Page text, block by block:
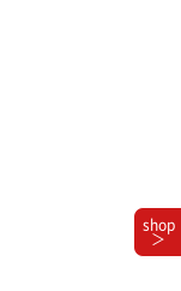
shop
＞